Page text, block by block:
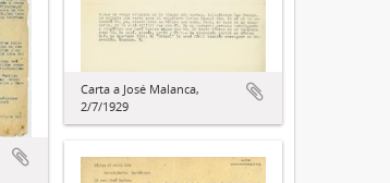
Carta a José Malanca,
2/7/1929